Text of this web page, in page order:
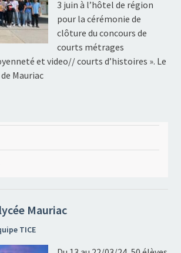
3 juin à l’hôtel de région
pour la cérémonie de
clôture du concours de
courts métrages
et video// courts d’histoires ». Le
Mauriac
Mauriac
TICE